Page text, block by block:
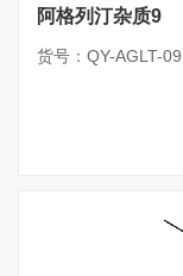
阿格列汀杂质9
货号：QY-AGLT-09